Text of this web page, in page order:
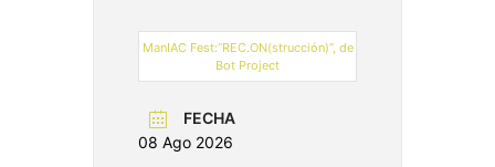
ManIAC Fest:“REC.ON(strucción)”, de
Bot Project
FECHA
08 Ago 2026